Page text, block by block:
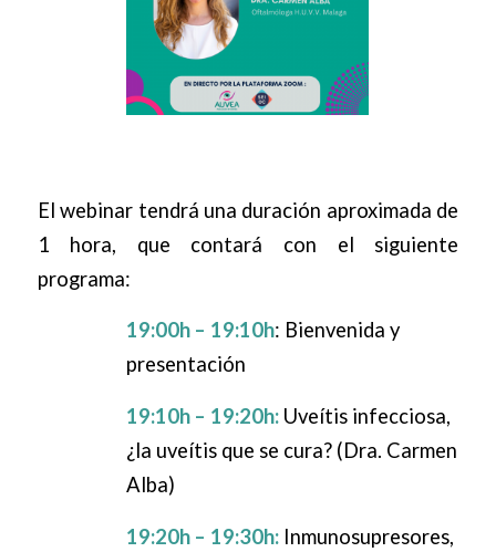
El webinar tendrá una duración aproximada de
1 hora, que contará con el siguiente
programa:
19:00h – 19:10h: Bienvenida y
presentación
19:10h – 19:20h:Uveítis infecciosa,
¿la uveítis que se cura? (Dra. Carmen
Alba)
19:20h – 19:30h:Inmunosupresores,